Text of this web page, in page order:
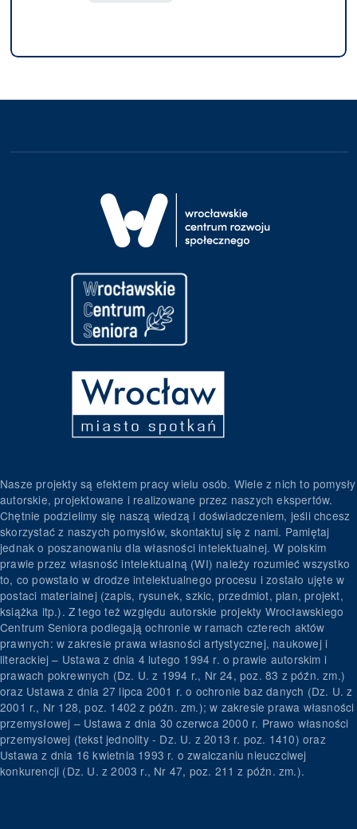
Nasze projekty są efektem pracy wielu osób. Wiele z nich to pomysły
autorskie, projektowane i realizowane przez naszych ekspertów.
Chętnie podzielimy się naszą wiedzą i doświadczeniem, jeśli chcesz
skorzystać z naszych pomysłów, skontaktuj się z nami. Pamiętaj
jednak o poszanowaniu dla własności intelektualnej. W polskim
prawie przez własność intelektualną (WI) należy rozumieć wszystko
to, co powstało w drodze intelektualnego procesu i zostało ujęte w
postaci materialnej (zapis, rysunek, szkic, przedmiot, plan, projekt,
książka itp.). Z tego też względu autorskie projekty Wrocławskiego
Centrum Seniora podlegają ochronie w ramach czterech aktów
prawnych: w zakresie prawa własności artystycznej, naukowej i
literackiej – Ustawa z dnia 4 lutego 1994 r. o prawie autorskim i
prawach pokrewnych (Dz. U. z 1994 r., Nr 24, poz. 83 z późn. zm.)
oraz Ustawa z dnia 27 lipca 2001 r. o ochronie baz danych (Dz. U. z
2001 r., Nr 128, poz. 1402 z późn. zm.); w zakresie prawa własności
przemysłowej – Ustawa z dnia 30 czerwca 2000 r. Prawo własności
przemysłowej (tekst jednolity - Dz. U. z 2013 r. poz. 1410) oraz
Ustawa z dnia 16 kwietnia 1993 r. o zwalczaniu nieuczciwej
konkurencji (Dz. U. z 2003 r., Nr 47, poz. 211 z późn. zm.).